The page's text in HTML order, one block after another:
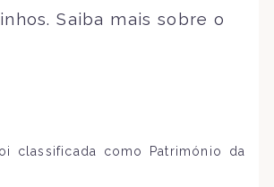
Saiba mais sobre o
classificada como Património da